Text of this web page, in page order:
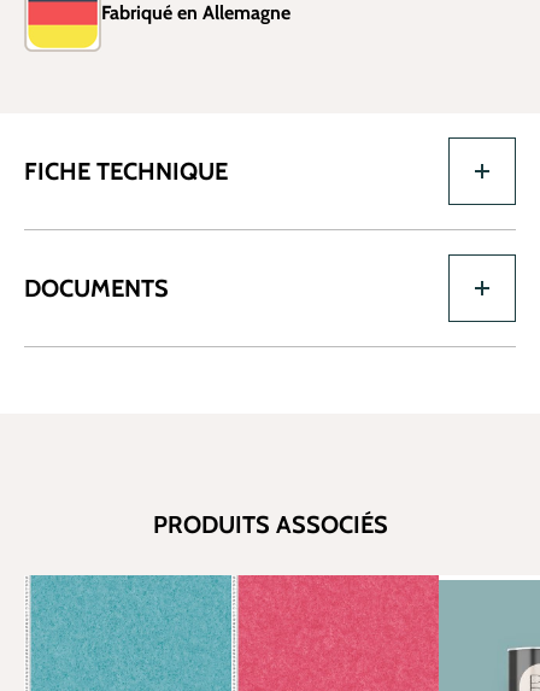
Fabriqué en Allemagne
FICHE TECHNIQUE
DOCUMENTS
PRODUITS ASSOCIÉS